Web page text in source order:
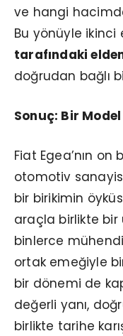
ve hangi
Bu yönüyle ikinci
tarafındaki
doğrudan bağlı
Sonuç: Bir
Fiat Egea’nın on
otomotiv
bir birikimin
araçla birlikte bir
binlerce
ortak emeğiyle
bir dönemi de
değerli yanı,
birlikte tarihe